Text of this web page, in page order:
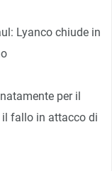
Lyanco chiude in
per il
fallo in attacco di